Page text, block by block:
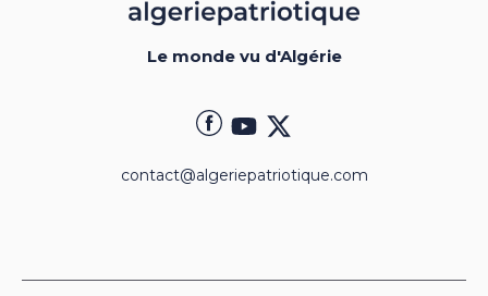
Le monde vu d'Algérie
contact@algeriepatriotique.com